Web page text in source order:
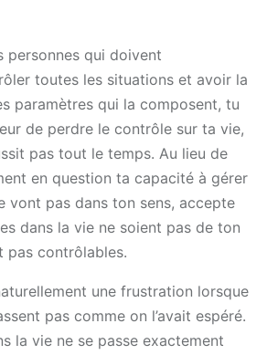
personnes qui doivent
toutes les situations et avoir la
paramètres qui la composent, tu
de perdre le contrôle sur ta vie,
pas tout le temps. Au lieu de
en question ta capacité à gérer
vont pas dans ton sens, accepte
dans la vie ne soient pas de ton
pas contrôlables.
une frustration lorsque
pas comme on l’avait espéré.
la vie ne se passe exactement